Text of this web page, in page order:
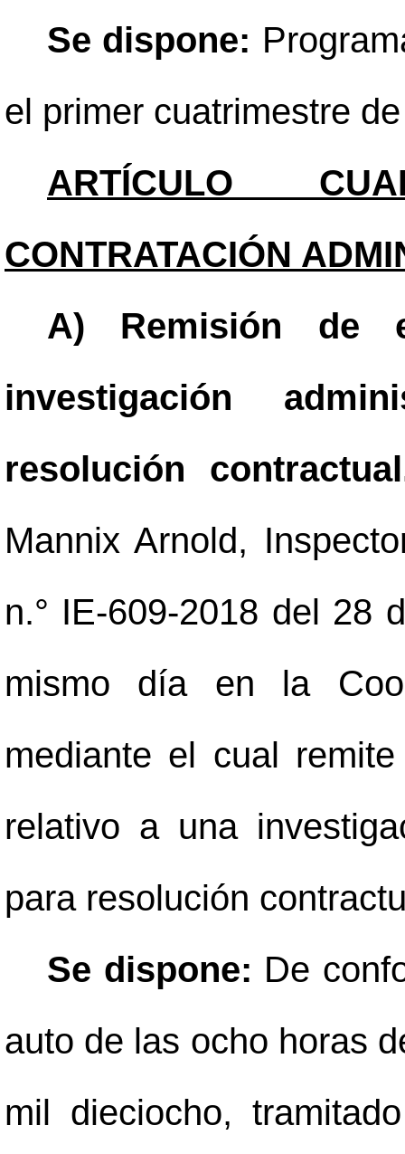
Se dispone:
el primer cuatrimestre
ARTÍCULO
CONTRATACIÓN
A) Remisión de
investigación
resolución
Mannix Arnold,
n.° IE-609-2018 del 28
mismo día en la
mediante el cual
relativo a una
para resolución
Se dispone: De
auto de las ocho horas
mil dieciocho,